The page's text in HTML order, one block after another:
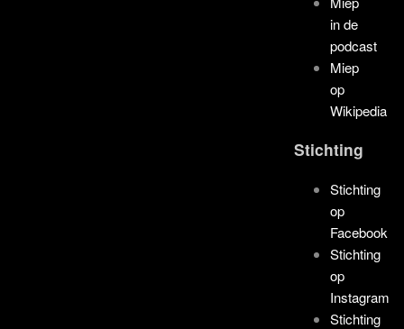
in de
podcast
Miep
op
Wikipedia
Stichting
Stichting
op
Facebook
Stichting
op
Instagram
Stichting